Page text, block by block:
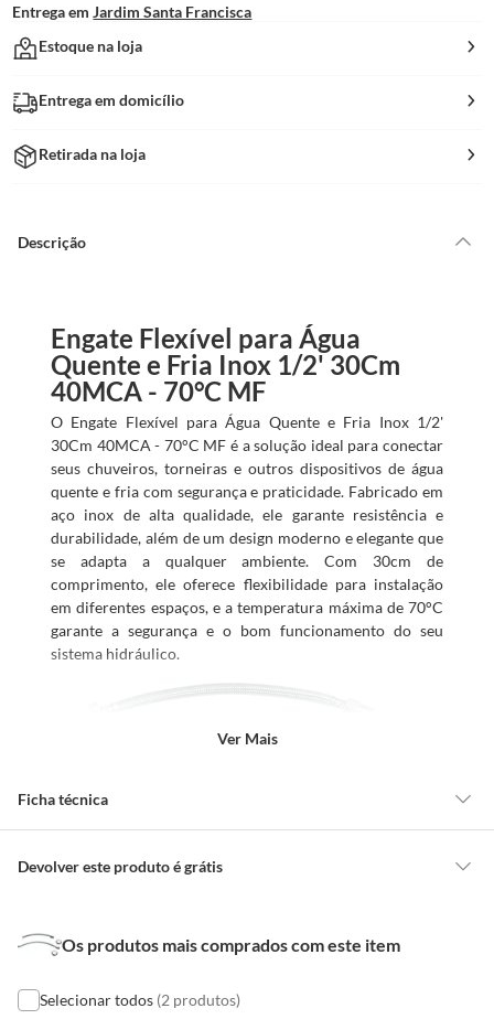
Entrega em Jardim Santa Francisca
Estoque na loja
Entrega em domicílio
Retirada na loja
Descrição
Engate Flexível para Água
Quente e Fria Inox 1/2' 30Cm
40MCA - 70°C MF
O Engate Flexível para Água Quente e Fria Inox 1/2'
30Cm 40MCA - 70°C MF é a solução ideal para conectar
seus chuveiros, torneiras e outros dispositivos de água
quente e fria com segurança e praticidade. Fabricado em
aço inox de alta qualidade, ele garante resistência e
durabilidade, além de um design moderno e elegante que
se adapta a qualquer ambiente. Com 30cm de
comprimento, ele oferece flexibilidade para instalação
em diferentes espaços, e a temperatura máxima de 70°C
garante a segurança e o bom funcionamento do seu
sistema hidráulico.
Características
peso bruto de 0,157 kg e peso líquido de 0,157 kg. Ele é da
Ver Mais
Ficha técnica
Marca
Modelo
Uso Banheiro
Devolver este produto é grátis
O cliente poderá requerer a troca de produtos Marca Própria adquiridos
obrigatória quando este produto apresentar vício, ou seja, quando
Os produtos mais comprados com este item
Selecionar todos (2 produtos)